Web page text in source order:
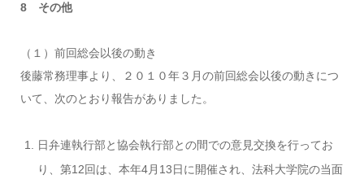
8 その他
（１）前回総会以後の動き
後藤常務理事より、２０１０年３月の前回総会以後の動きにつ
いて、次のとおり報告がありました。
日弁連執行部と協会執行部との間での意見交換を行ってお
り、第12回は、本年4月13日に開催され、法科大学院の当面